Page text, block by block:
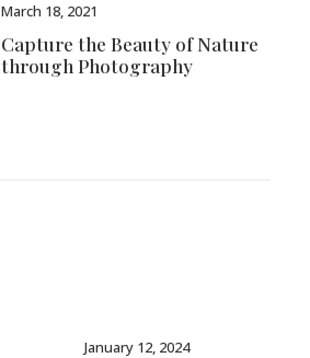
March 18, 2021
Capture the Beauty of Nature
through Photography
January 12, 2024